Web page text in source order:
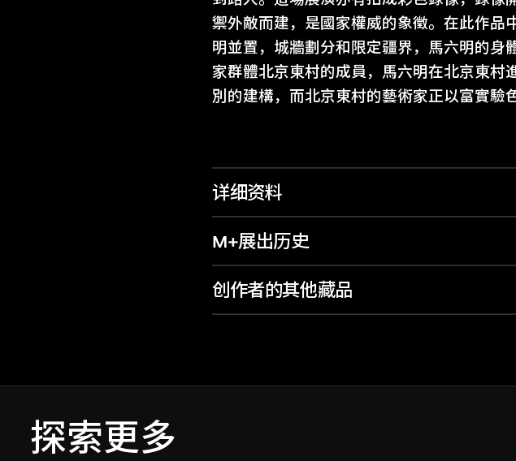
禦外敵而建，是國家權威的象徵。在此作品
明並置，城牆劃分和限定疆界，馬六明的
家群體北京東村的成員，馬六明在北京東村
別的建構，而北京東村的藝術家正以富實驗
详细资料
M+展出历史
创作者的其他藏品
探索更多